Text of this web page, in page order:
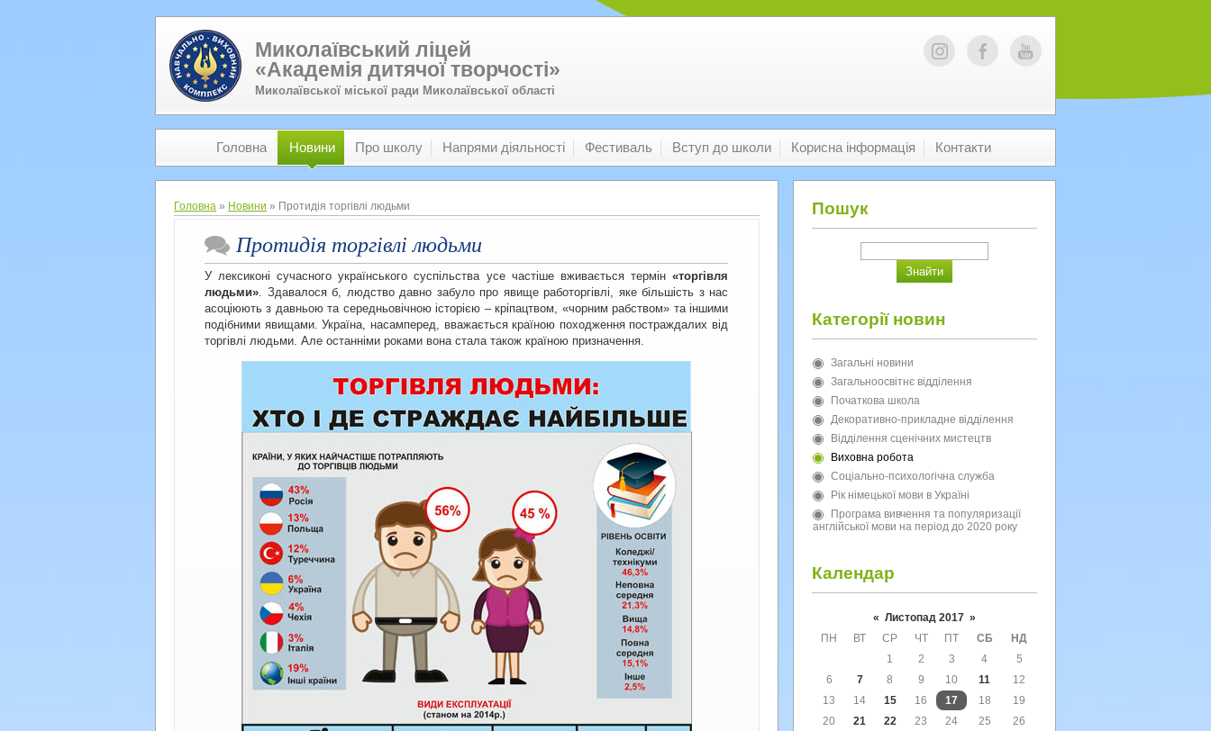
Миколаївський ліцей
«Академія дитячої творчості»
Миколаївської міської ради Миколаївської області
Головна Новини Про школу Напрями діяльності Фестиваль Вступ до школи Корисна інформація Контакти
Головна » Новини » Протидія торгівлі людьми
Протидія торгівлі людьми
У лексиконі сучасного українського суспільства усе частіше вживається термін «торгівля
людьми» . Здавалося б, людство давно забуло про явище работоргівлі, яке більшість з нас
асоціюють з давньою та середньовічною історією – кріпацтвом, «чорним рабством» та іншими
подібними явищами. Україна, насамперед, вважається країною походження постраждалих від
торгівлі людьми. Але останніми роками вона стала також країною призначення.
Пошук
Категорії новин
Загальні новини
Загальноосвітнє відділення
Початкова школа
Декоративно-прикладне відділення
Відділення сценічних мистецтв
Виховна робота
Соціально-психологічна служба
Рік німецької мови в Україні
Програма вивчення та популяризації
англійської мови на період до 2020 року
Календар
« Листопад 2017 »
ПН
ВТ СР ЧТ ПТ СБ
НД
1
2 3 4
5
6
7 8 9 10 11
12
13
14 15 16 17 18
19
20
21 22 23 24 25
26